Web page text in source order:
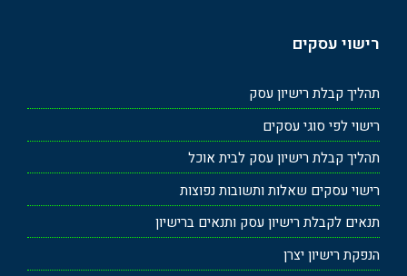
רישוי עסקים
תהליך קבלת רישיון עסק
רישוי לפי סוגי עסקים
תהליך קבלת רישיון עסק לבית אוכל
רישוי עסקים שאלות ותשובות נפוצות
תנאים לקבלת רישיון עסק ותנאים ברישיון
הנפקת רישיון יצרן